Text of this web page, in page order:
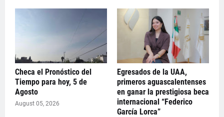
Checa el Pronóstico del
Tiempo para hoy, 5 de
Agosto
August 05, 2026
Egresados de la UAA,
primeros aguascalentenses
en ganar la prestigiosa beca
internacional “Federico
García Lorca”